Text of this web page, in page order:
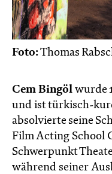
Foto:Thomas
Cem Bingöl wurde
und ist türkisch-
absolvierte seine
Film Acting School
Schwerpunkt
während seiner